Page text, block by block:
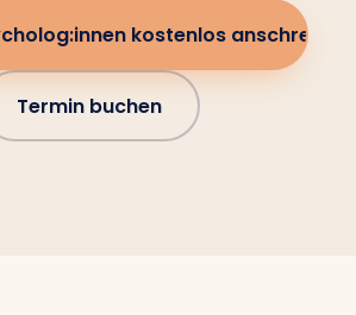
kostenlos anschreiben
Termin buchen